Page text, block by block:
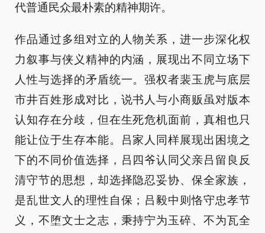
代普通民众最朴素的精神期许。
作品通过多组对立的人物关系，进一步深化权
力叙事与侠义精神的内涵，展现出不同立场下
人性与选择的矛盾统一。强权者裴玉虎与底层
市井百姓形成对比，说书人与小商贩虽对版本
认知存在分歧，但在生死危机面前，真相也只
能让位于生存本能。吕家人同样展现出困境之
下的不同价值选择，吕四爷认同父亲吕留良反
清守节的思想，却选择隐忍妥协、保全家族，
是乱世文人的理性自保；吕毅中则恪守忠孝节
义，不堕文士之志，秉持宁为玉碎、不为瓦全